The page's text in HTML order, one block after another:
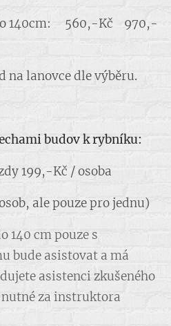
do 140cm: 560,-Kč 970,-
lanovce dle výběru.
budov k rybníku:
199,-Kč / osoba
ale pouze pro jednu)
140 cm pouze s
bude asistovat a má
asistenci zkušeného
za instruktora